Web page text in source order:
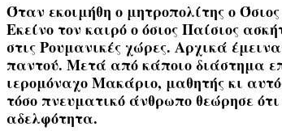
Όταν εκοιμήθη ο μητροπολίτης ο
Εκείνο τον καιρό o όσιος Παίσιος
στις Ρουμανικές χώρες. Αρχικά
παντού. Μετά από κάποιο διάστημα
ιερομόναχο Μακάριο, μαθητής κι
τόσο πνευματικό άνθρωπο θεώρησε
αδελφότητα.